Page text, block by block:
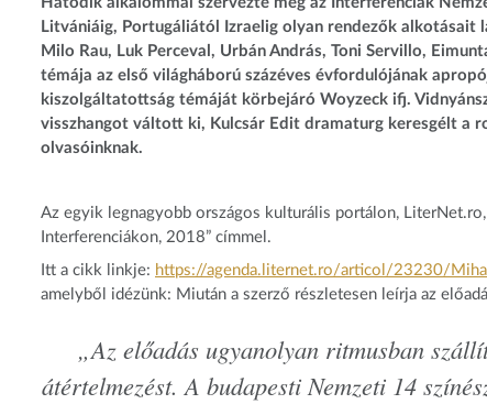
Litvániáig, Portugáliától Izraelig olyan rendezők alkotásait
Milo Rau, Luk Perceval, Urbán András, Toni Servillo,
témája az első világháború százéves évfordulójának
kiszolgáltatottság témáját körbejáró Woyzeck ifj.
visszhangot váltott ki, Kulcsár Edit dramaturg keresgélt a
olvasóinknak.
Az egyik legnagyobb országos kulturális portálon,
Interferenciákon, 2018” címmel.
Itt a cikk linkje: https://agenda.liternet.ro/articol/23230/
amelyből idézünk: Miután a szerző részletesen leírja az
„Az előadás ugyanolyan ritmusban
átértelmezést. A budapesti Nemzeti 14